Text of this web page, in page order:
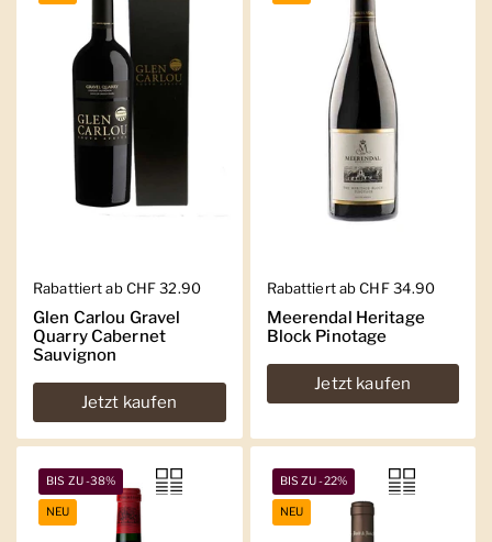
Regulärer Preis
Rabattiert ab CHF 32.90
Glen Carlou Gravel
Quarry Cabernet
Sauvignon
Jetzt kaufen
Regulärer Preis
Rabattiert ab CHF 34.90
Meerendal Heritage
Block Pinotage
Jetzt kaufen
BIS ZU -38%
NEU
BIS ZU -22%
NEU